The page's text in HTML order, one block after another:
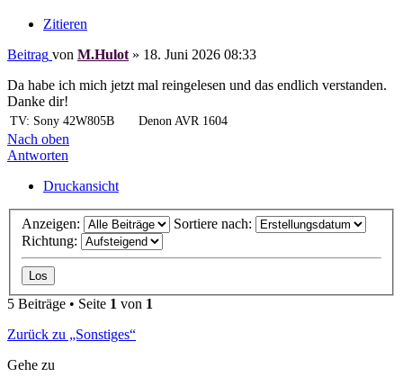
Zitieren
Beitrag von M.Hulot » 18. Juni 2026 08:33
Da habe ich mich jetzt mal reingelesen und das endlich verstanden.
Danke dir!
TV: Sony 42W805B Denon AVR 1604
Nach oben
Antworten
Druckansicht
Anzeigen:
Sortiere nach:
Richtung:
5 Beiträge • Seite 1 von 1
Zurück zu „Sonstiges“
Gehe zu